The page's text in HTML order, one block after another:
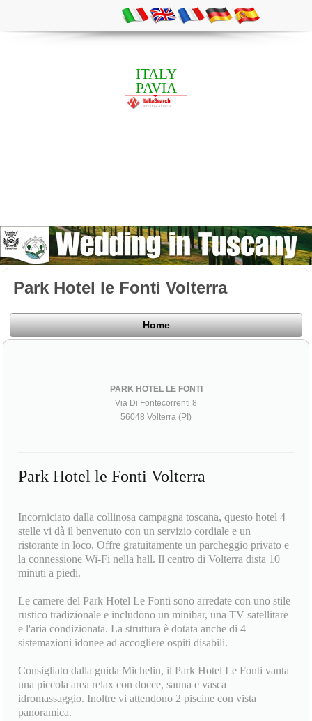
ITALY
PAVIA
Park Hotel le Fonti Volterra
Home
PARK HOTEL LE FONTI
Via Di Fontecorrenti 8
56048 Volterra (PI)
Park Hotel le Fonti Volterra
Incorniciato dalla collinosa campagna toscana, questo hotel 4
stelle vi dà il benvenuto con un servizio cordiale e un
ristorante in loco. Offre gratuitamente un parcheggio privato e
la connessione Wi-Fi nella hall. Il centro di Volterra dista 10
minuti a piedi.
Le camere del Park Hotel Le Fonti sono arredate con uno stile
rustico tradizionale e includono un minibar, una TV satellitare
e l'aria condizionata. La struttura è dotata anche di 4
sistemazioni idonee ad accogliere ospiti disabili.
Consigliato dalla guida Michelin, il Park Hotel Le Fonti vanta
una piccola area relax con docce, sauna e vasca
idromassaggio. Inoltre vi attendono 2 piscine con vista
panoramica.